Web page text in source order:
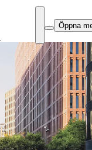
Öppna